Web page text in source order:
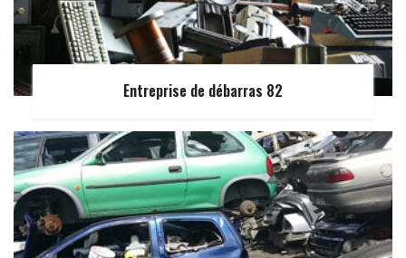
Entreprise de débarras 82